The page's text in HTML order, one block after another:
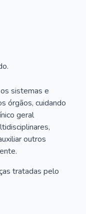
sistemas e
órgãos, cuidando
geral
outros
tratadas pelo